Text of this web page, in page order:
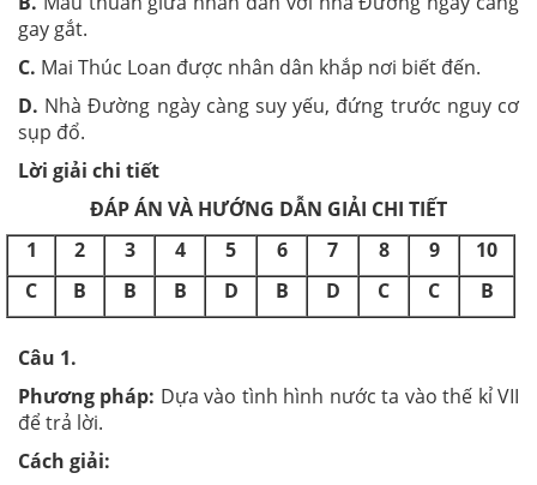
gay gắt.
C. Mai Thúc Loan được nhân dân khắp nơi biết đến.
D. Nhà Đường ngày càng suy yếu, đứng trước nguy cơ
sụp đổ.
Lời giải chi tiết
ĐÁP ÁN VÀ HƯỚNG DẪN GIẢI CHI TIẾT
1
2 3 4 5 6 7 8 9
10
C
B B B D B D C C B
Câu 1.
Phương pháp: Dựa vào tình hình nước ta vào thế kỉ VII
để trả lời.
Cách giải: